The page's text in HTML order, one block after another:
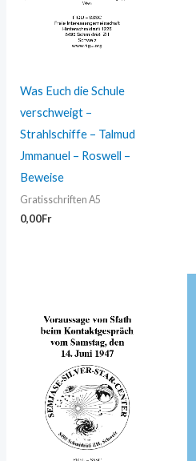
Was Euch die Schule
verschweigt –
Strahlschiffe – Talmud
Jmmanuel – Roswell –
Beweise
Gratisschriften A5
0,00Fr